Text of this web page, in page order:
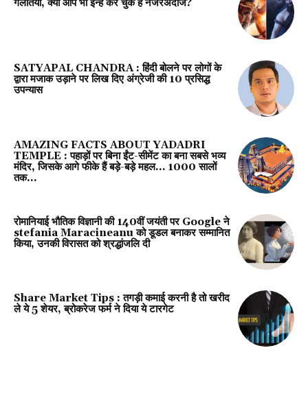
गलतियां, क्या आप भी इन्हें कर चुके हैं नजरअंदाज?
SATYAPAL CHANDRA : हिंदी बोलने पर लोगों के
द्वारा मजाक उड़ाने पर लिख दिए अंग्रेजी की 10 प्रसिद्ध
उपन्यास
AMAZING FACTS ABOUT YADADRI
TEMPLE : पहाड़ों पर बिना ईंट-सीमेंट का बना सबसे भव्य
मंदिर, जिसके आगे फीके हैं बड़े-बड़े महल… 1000 सालों
तक...
रोमानियाई भौतिक विज्ञानी की 140वीं जयंती पर Google ने
stefania Maracineanu को डूडल बनाकर सम्मानित
किया, उनकी विरासत को श्रद्धांजलि दी
Share Market Tips : तगड़ी कमाई करनी है तो खरीद
ले ये 5 शेयर, ब्रोकरेज फर्म ने दिया ये टारगेट